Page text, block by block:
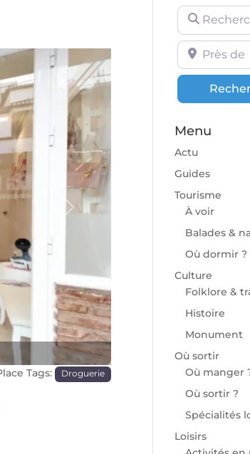
Prochaine
Tags: Droguerie
Recherche
Près de
Menu
Actu
Guides
Tourisme
À voir
Balades &
Où dormir ?
Culture
Folklore &
Histoire
Monument
Où sortir
Où manger
Où sortir ?
Spécialités
Loisirs